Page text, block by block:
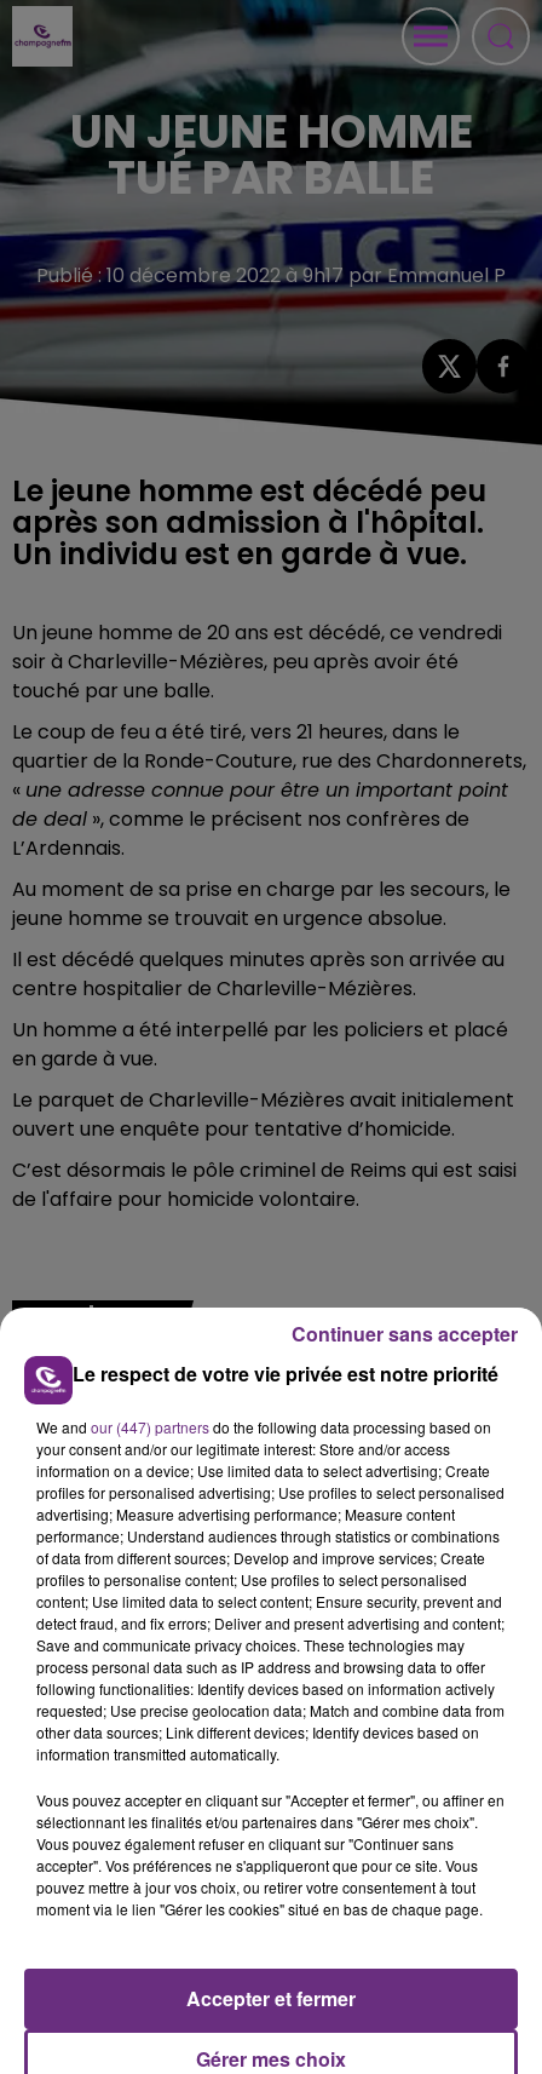
UN JEUNE HOMME
TUÉ PAR BALLE
Publié : 10 décembre 2022 à 9h17 par Emmanuel P
Le jeune homme est décédé peu
après son admission à l'hôpital.
Un individu est en garde à vue.
Un jeune homme de 20 ans est décédé, ce vendredi
soir à Charleville-Mézières, peu après avoir été
touché par une balle.
Le coup de feu a été tiré, vers 21 heures, dans le
quartier de la Ronde-Couture, rue des Chardonnerets,
« une adresse connue pour être un important point
de deal », comme le précisent nos confrères de
L’Ardennais.
Au moment de sa prise en charge par les secours, le
jeune homme se trouvait en urgence absolue.
Il est décédé quelques minutes après son arrivée au
centre hospitalier de Charleville-Mézières.
Un homme a été interpellé par les policiers et placé
en garde à vue.
Le parquet de Charleville-Mézières avait initialement
ouvert une enquête pour tentative d’homicide.
C’est désormais le pôle criminel de Reims qui est saisi
de l'affaire pour homicide volontaire.
FIL D'ACTU
20h36
SI TOUT LE MONDE FAIT ÇA, MOI L'ANNÉE
PROCHAINE JE VENDANGE EN...
La vendange en Champagne a débuté ce jeudi 6
août dans la commune de Montgueux (Aube). Du
jamais vu !
14h39
L'INSPECTION DU TRAVAIL RAPPELLE À
L'ORDRE SUR LES CONDITIONS DE...
s'est avéré être plus précoce que prévu,
l'inspection du Travail en profite pour rappeler
les conditions de...
TITRES DIFFUSÉS
Le respect de votre vie privée est notre priorité
We and our (447) partnersdo the following data processing based on
your consent and/or our legitimate interest: Store and/or access
information on a device; Use limited data to select advertising; Create
profiles for personalised advertising; Use profiles to select personalised
advertising; Measure advertising performance; Measure content
performance; Understand audiences through statistics or combinations
of data from different sources; Develop and improve services; Create
profiles to personalise content; Use profiles to select personalised
content; Use limited data to select content; Ensure security, prevent and
detect fraud, and fix errors; Deliver and present advertising and content;
Save and communicate privacy choices. These technologies may
process personal data such as IP address and browsing data to offer
following functionalities: Identify devices based on information actively
requested; Use precise geolocation data; Match and combine data from
other data sources; Link different devices; Identify devices based on
information transmitted automatically.
Vous pouvez accepter en cliquant sur "Accepter et fermer", ou affiner en
sélectionnant les finalités et/ou partenaires dans "Gérer mes choix".
Vous pouvez également refuser en cliquant sur "Continuer sans
accepter". Vos préférences ne s'appliqueront que pour ce site. Vous
pouvez mettre à jour vos choix, ou retirer votre consentement à tout
moment via le lien "Gérer les cookies" situé en bas de chaque page.
Gérer mes choix
Accepter et fermer
Continuer sans accepter